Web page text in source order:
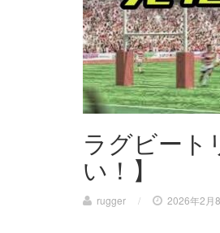
ラグビート
い！】
rugger / 2026年2月